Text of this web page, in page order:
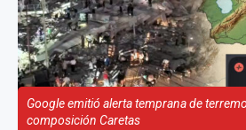
Google emitió alerta temprana de
composición Caretas